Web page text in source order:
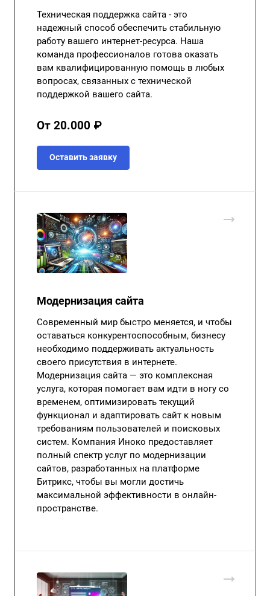
Техническая поддержка сайта - это
надежный способ обеспечить стабильную
работу вашего интернет-ресурса. Наша
команда профессионалов готова оказать
вам квалифицированную помощь в любых
вопросах, связанных с технической
поддержкой вашего сайта.
От 20.000 ₽
Оставить заявку
Модернизация сайта
Современный мир быстро меняется, и чтобы
оставаться конкурентоспособным, бизнесу
необходимо поддерживать актуальность
своего присутствия в интернете.
Модернизация сайта — это комплексная
услуга, которая помогает вам идти в ногу со
временем, оптимизировать текущий
функционал и адаптировать сайт к новым
требованиям пользователей и поисковых
систем. Компания Иноко предоставляет
полный спектр услуг по модернизации
сайтов, разработанных на платформе
Битрикс, чтобы вы могли достичь
максимальной эффективности в онлайн-
пространстве.